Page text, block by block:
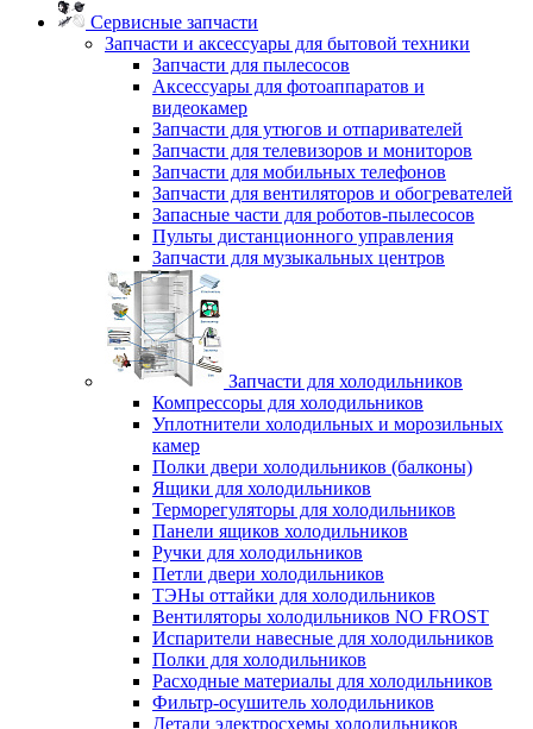
Сервисные запчасти
Запчасти и аксессуары для бытовой техники
Запчасти для пылесосов
Аксессуары для фотоаппаратов и
видеокамер
Запчасти для утюгов и отпаривателей
Запчасти для телевизоров и мониторов
Запчасти для мобильных телефонов
Запчасти для вентиляторов и обогревателей
Запасные части для роботов-пылесосов
Пульты дистанционного управления
Запчасти для музыкальных центров
Запчасти для холодильников
Компрессоры для холодильников
Уплотнители холодильных и морозильных
камер
Полки двери холодильников (балконы)
Ящики для холодильников
Терморегуляторы для холодильников
Панели ящиков холодильников
Ручки для холодильников
Петли двери холодильников
ТЭНы оттайки для холодильников
Вентиляторы холодильников NO FROST
Испарители навесные для холодильников
Полки для холодильников
Расходные материалы для холодильников
Фильтр-осушитель холодильников
Детали электросхемы холодильников